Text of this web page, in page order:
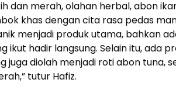
dan merah, olahan herbal, abon
khas dengan cita rasa pedas
menjadi produk utama, bahkan
ikut hadir langsung. Selain itu, ada
juga diolah menjadi roti abon tuna,
tutur Hafiz.